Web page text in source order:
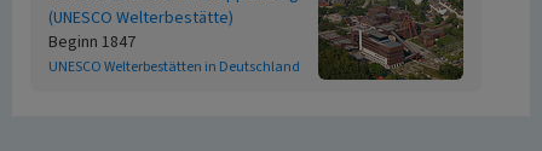
(UNESCO Welterbestätte)
Beginn 1847
UNESCO Welterbestätten in Deutschland